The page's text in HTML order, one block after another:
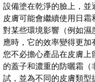
設備塗在乾淨的臉上，
皮膚可能會繼續使用日霜
對某些環境影響（例如濕
應時，它的效率變得更
您不必擔心產品在皮膚上
的蓋子和濃重的防曬霜
試，並為不同的皮膚類型